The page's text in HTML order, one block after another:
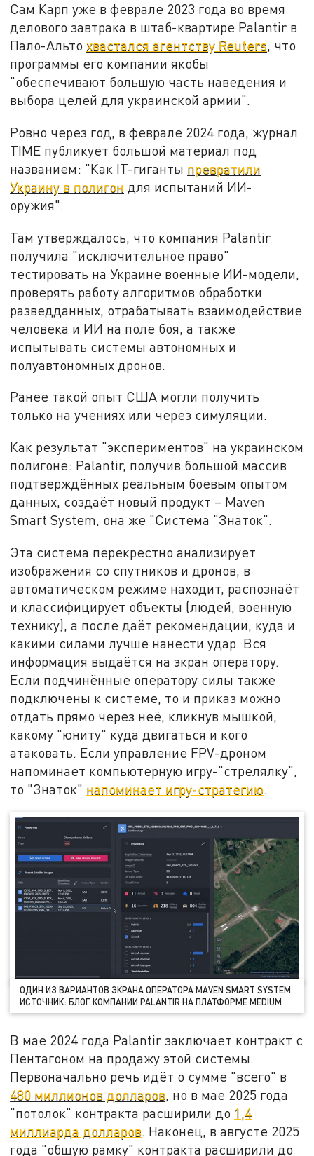
Сам Карп уже в феврале 2023 года во время
делового завтрака в штаб-квартире Palantir в
Пало-Альто хвастался агентству Reuters, что
программы его компании якобы
"обеспечивают большую часть наведения и
выбора целей для украинской армии".
Ровно через год, в феврале 2024 года, журнал
TIME публикует большой материал под
названием: "Как IT-гиганты превратили
Украину в полигон для испытаний ИИ-
оружия".
Там утверждалось, что компания Palantir
получила "исключительное право"
тестировать на Украине военные ИИ-модели,
проверять работу алгоритмов обработки
разведданных, отрабатывать взаимодействие
человека и ИИ на поле боя, а также
испытывать системы автономных и
полуавтономных дронов.
Ранее такой опыт США могли получить
только на учениях или через симуляции.
Как результат "экспериментов" на украинском
полигоне: Palantir, получив большой массив
подтверждённых реальным боевым опытом
данных, создаёт новый продукт – Maven
Smart System, она же "Система "Знаток".
Эта система перекрестно анализирует
изображения со спутников и дронов, в
автоматическом режиме находит, распознаёт
и классифицирует объекты (людей, военную
технику), а после даёт рекомендации, куда и
какими силами лучше нанести удар. Вся
информация выдаётся на экран оператору.
Если подчинённые оператору силы также
подключены к системе, то и приказ можно
отдать прямо через неё, кликнув мышкой,
какому "юниту" куда двигаться и кого
атаковать. Если управление FPV-дроном
напоминает компьютерную игру-"стрелялку",
то "Знаток" напоминает игру-стратегию.
ОДИН ИЗ ВАРИАНТОВ ЭКРАНА ОПЕРАТОРА MAVEN SMART SYSTEM.
ИСТОЧНИК: БЛОГ КОМПАНИИ PALANTIR НА ПЛАТФОРМЕ MEDIUM
В мае 2024 года Palantir заключает контракт с
Пентагоном на продажу этой системы.
Первоначально речь идёт о сумме "всего" в
480 миллионов долларов, но в мае 2025 года
"потолок" контракта расширили до 1,4
миллиарда долларов. Наконец, в августе 2025
года "общую рамку" контракта расширили до